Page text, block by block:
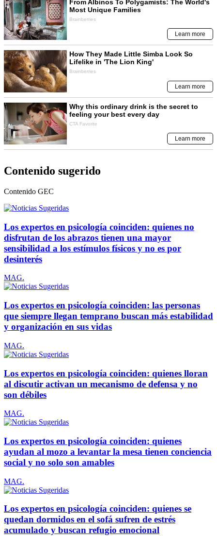
Contenido sugerido
Contenido GEC
Los expertos en psicología coinciden: quienes no
disfrutan de los abrazos tienen una mayor
sensibilidad a los estímulos físicos y no es por
desinterés
MAG.
Los expertos en psicología coinciden: las personas
que siempre llegan temprano buscan más estabilidad
y organización en sus vidas
MAG.
Los expertos en psicología coinciden: quienes lloran
al discutir activan un mecanismo de defensa y no
son débiles
MAG.
Los expertos en psicología coinciden: quienes
ayudan al mozo a levantar la mesa tienen conciencia
social y no solo son amables
MAG.
Los expertos en psicología coinciden: quienes se
quedan dormidos en el sofá sufren de estrés
acumulado y buscan refugio emocional